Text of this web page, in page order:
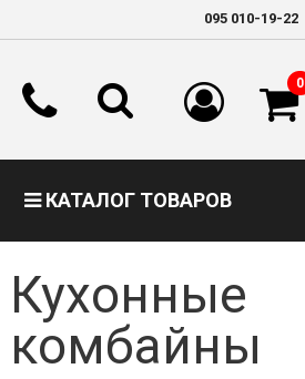
095 010-19-22
0
КАТАЛОГ ТОВАРОВ
Кухонные
комбайны